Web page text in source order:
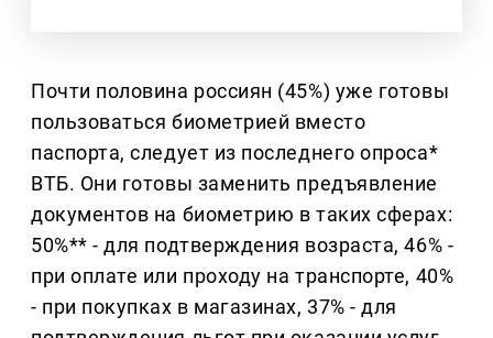
Почти половина россиян (45%) уже готовы
пользоваться биометрией вместо
паспорта, следует из последнего опроса*
ВТБ. Они готовы заменить предъявление
документов на биометрию в таких сферах:
50%** - для подтверждения возраста, 46% -
при оплате или проходу на транспорте, 40%
- при покупках в магазинах, 37% - для